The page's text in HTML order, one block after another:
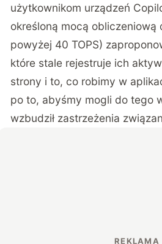
użytkownikom urządzeń
określoną mocą obliczeniową
powyżej 40 TOPS)
które stale rejestruje ich
strony i to, co robimy w
po to, abyśmy mogli do tego
wzbudził zastrzeżenia